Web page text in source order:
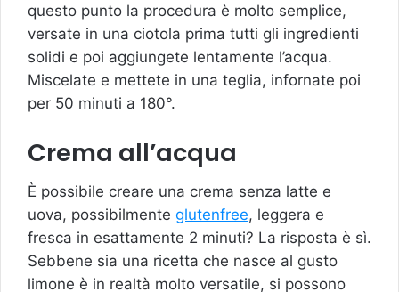
questo punto la procedura è molto semplice,
versate in una ciotola prima tutti gli ingredienti
solidi e poi aggiungete lentamente l’acqua.
Miscelate e mettete in una teglia, infornate poi
per 50 minuti a 180°.
Crema all’acqua
È possibile creare una crema senza latte e
uova, possibilmente glutenfree, leggera e
fresca in esattamente 2 minuti? La risposta è sì.
Sebbene sia una ricetta che nasce al gusto
limone è in realtà molto versatile, si possono